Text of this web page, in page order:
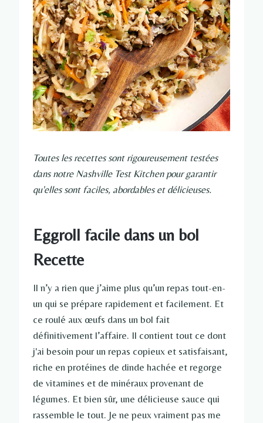
Toutes les recettes sont rigoureusement testées
dans notre Nashville Test Kitchen pour garantir
qu'elles sont faciles, abordables et délicieuses.
Eggroll facile dans un bol
Recette
Il n’y a rien que j’aime plus qu’un repas tout-en-
un qui se prépare rapidement et facilement. Et
ce roulé aux œufs dans un bol fait
définitivement l’affaire. Il contient tout ce dont
j'ai besoin pour un repas copieux et satisfaisant,
riche en protéines de dinde hachée et regorge
de vitamines et de minéraux provenant de
légumes. Et bien sûr, une délicieuse sauce qui
rassemble le tout. Je ne peux vraiment pas me